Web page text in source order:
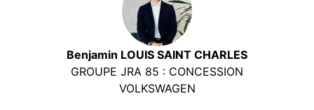
Benjamin LOUIS SAINT CHARLES
GROUPE JRA 85 : CONCESSION
VOLKSWAGEN